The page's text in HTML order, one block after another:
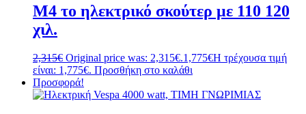
M4 το ηλεκτρικό σκούτερ με 110 120
χιλ.
2,315€ Original price was: 2,315€.1,775€Η τρέχουσα τιμή
είναι: 1,775€. Προσθήκη στο καλάθι
Προσφορά!